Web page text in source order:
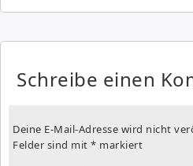
Schreibe einen
Deine E-Mail-Adresse wird nicht
Felder sind mit * markiert